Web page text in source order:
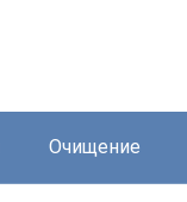
Очищение